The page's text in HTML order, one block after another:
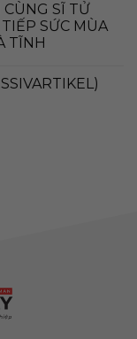
SĨ TỬ
SỨC MÙA
TĨNH